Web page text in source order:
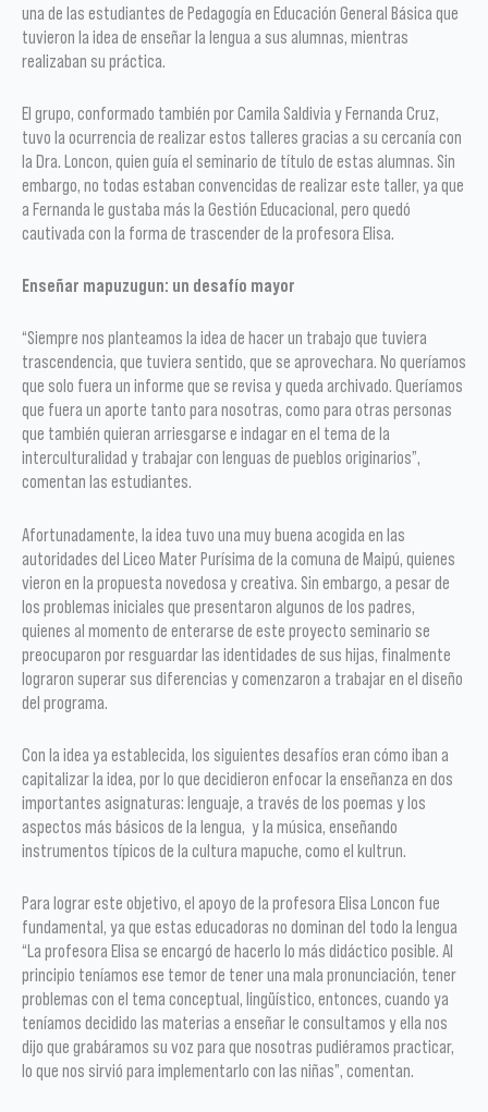
una de las estudiantes de Pedagogía en Educación General Básica que
tuvieron la idea de enseñar la lengua a sus alumnas, mientras
realizaban su práctica.
El grupo, conformado también por Camila Saldivia y Fernanda Cruz,
tuvo la ocurrencia de realizar estos talleres gracias a su cercanía con
la Dra. Loncon, quien guía el seminario de título de estas alumnas. Sin
embargo, no todas estaban convencidas de realizar este taller, ya que
a Fernanda le gustaba más la Gestión Educacional, pero quedó
cautivada con la forma de trascender de la profesora Elisa.
Enseñar mapuzugun: un desafío mayor
“Siempre nos planteamos la idea de hacer un trabajo que tuviera
trascendencia, que tuviera sentido, que se aprovechara. No queríamos
que solo fuera un informe que se revisa y queda archivado. Queríamos
que fuera un aporte tanto para nosotras, como para otras personas
que también quieran arriesgarse e indagar en el tema de la
interculturalidad y trabajar con lenguas de pueblos originarios”,
comentan las estudiantes.
Afortunadamente, la idea tuvo una muy buena acogida en las
autoridades del Liceo Mater Purísima de la comuna de Maipú, quienes
vieron en la propuesta novedosa y creativa. Sin embargo, a pesar de
los problemas iniciales que presentaron algunos de los padres,
quienes al momento de enterarse de este proyecto seminario se
preocuparon por resguardar las identidades de sus hijas, finalmente
lograron superar sus diferencias y comenzaron a trabajar en el diseño
del programa.
Con la idea ya establecida, los siguientes desafíos eran cómo iban a
capitalizar la idea, por lo que decidieron enfocar la enseñanza en dos
importantes asignaturas: lenguaje, a través de los poemas y los
aspectos más básicos de la lengua, y la música, enseñando
instrumentos típicos de la cultura mapuche, como el kultrun.
Para lograr este objetivo, el apoyo de la profesora Elisa Loncon fue
fundamental, ya que estas educadoras no dominan del todo la lengua
“La profesora Elisa se encargó de hacerlo lo más didáctico posible. Al
principio teníamos ese temor de tener una mala pronunciación, tener
problemas con el tema conceptual, lingüístico, entonces, cuando ya
teníamos decidido las materias a enseñar le consultamos y ella nos
dijo que grabáramos su voz para que nosotras pudiéramos practicar,
lo que nos sirvió para implementarlo con las niñas”, comentan.